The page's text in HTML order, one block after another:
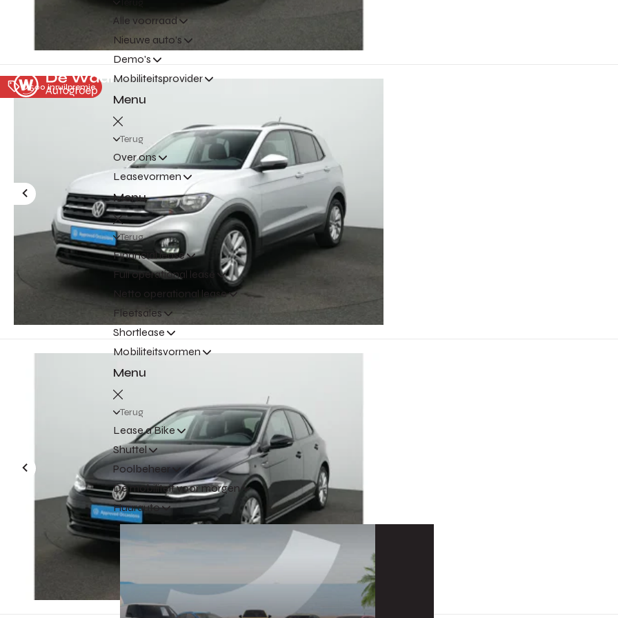
Alle voorraad
Nieuwe auto's
Demo's
Mobiliteitsprovider
Menu
Terug
Over ons
Leasevormen
Menu
Terug
Financial lease
Full operational lease
Netto operational lease
Fleetsales
Shortlease
Mobiliteitsvormen
Menu
Terug
Lease a Bike
Shuttel
Poolbeheer
De mobiliteit voor morgen
Huurauto
€ 500 inruilpremie